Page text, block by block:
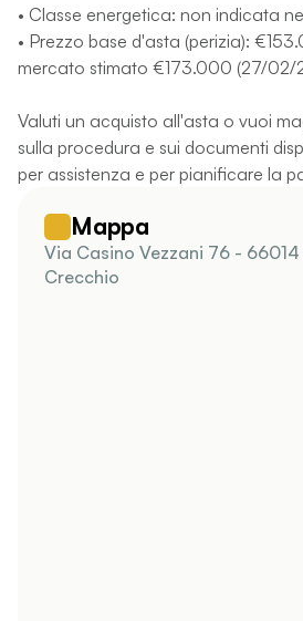
• Classe energetica: non indicata
• Prezzo base d'asta (perizia):
mercato stimato €173.000 (27/02/
Valuti un acquisto all'asta o vuoi
sulla procedura e sui documenti
per assistenza e per pianificare la
Mappa
Via Casino Vezzani 76 -
Crecchio